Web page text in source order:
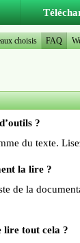
?
du texte.
la lire ?
de la
lire tout cela ?
choisis FAQ